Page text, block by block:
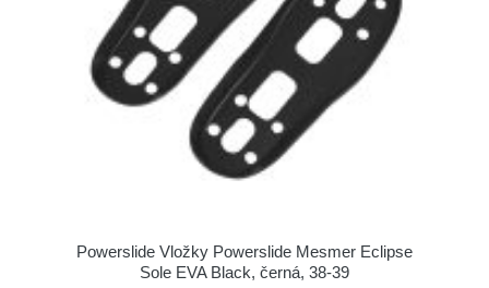
Powerslide Vložky Powerslide Mesmer Eclipse
Sole EVA Black, černá, 38-39